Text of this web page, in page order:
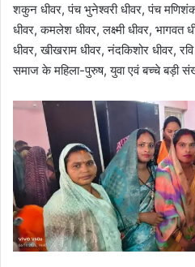
शकुन धीवर, पंच भुनेश्वरी धीवर, पंच
धीवर, कमलेश धीवर, लक्ष्मी धीवर, भागवत
धीवर, खीखराम धीवर, नंदकिशोर धीवर,
समाज के महिला-पुरुष, युवा एवं बच्चे बड़ी